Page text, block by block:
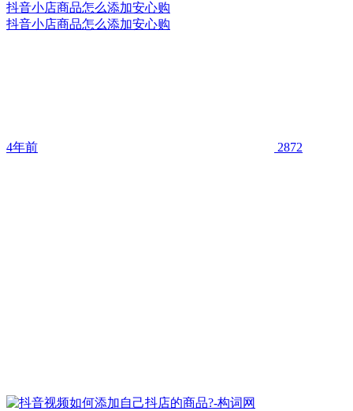
抖音小店商品怎么添加安心购
抖音小店商品怎么添加安心购
4年前 2872